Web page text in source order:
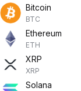
Bitcoin
BTC
Ethereum
ETH
XRP
XRP
Solana